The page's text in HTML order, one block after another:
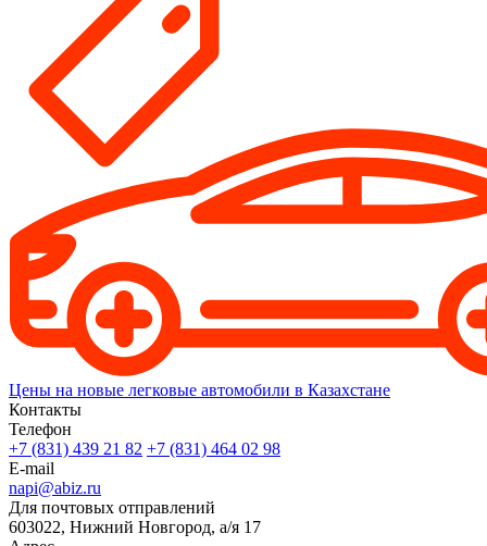
Цены на новые легковые автомобили в Казахстане
Контакты
Телефон
+7 (831) 439 21 82 +7 (831) 464 02 98
E-mail
napi@abiz.ru
Для почтовых отправлений
603022, Нижний Новгород, а/я 17